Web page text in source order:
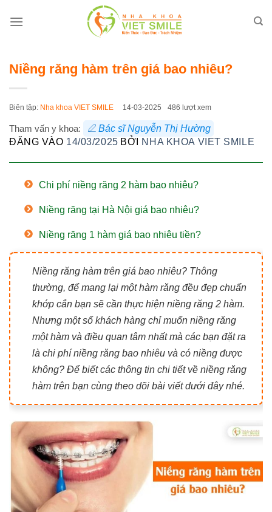
qua
Niềng răng hàm trên giá bao nhiêu?
Biên tập: Nha khoa VIET SMILE 14-03-2025 486 lượt xem
Tham vấn y khoa:
Bác sĩ Nguyễn Thị Hường
ĐĂNG VÀO 14/03/2025 BỞI NHA KHOA VIET SMILE
Chi phí niềng răng 2 hàm bao nhiêu?
Niềng răng tại Hà Nội giá bao nhiêu?
Niềng răng 1 hàm giá bao nhiêu tiền?
Niềng răng hàm trên giá bao nhiêu? Thông
thường, để mang lại một hàm răng đều đẹp chuẩn
khớp cắn bạn sẽ cần thực hiện niềng răng 2 hàm.
Nhưng một số khách hàng chỉ muốn niềng răng
một hàm và điều quan tâm nhất mà các bạn đặt ra
là chi phí niềng răng bao nhiêu và có niềng được
không? Để biết các thông tin chi tiết về niềng răng
hàm trên bạn cùng theo dõi bài viết dưới đây nhé.